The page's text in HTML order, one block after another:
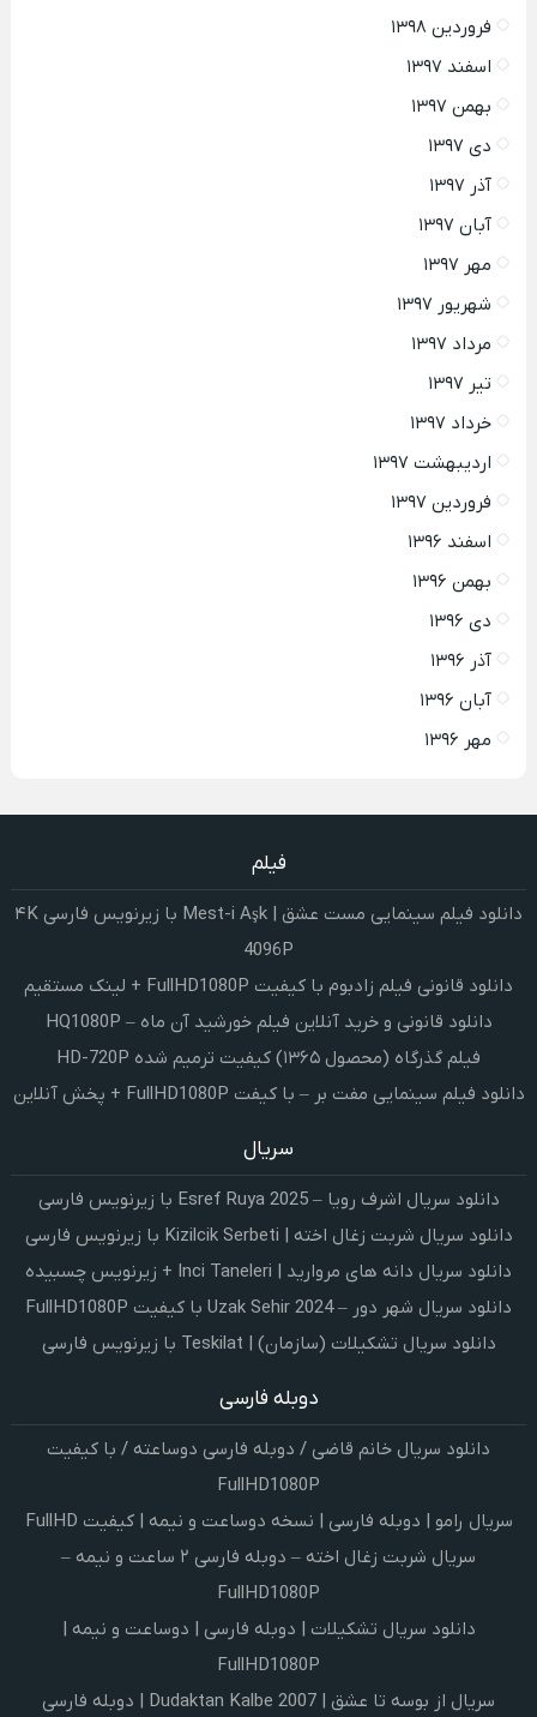
فروردین ۱۳۹۸
اسفند ۱۳۹۷
بهمن ۱۳۹۷
دی ۱۳۹۷
آذر ۱۳۹۷
آبان ۱۳۹۷
مهر ۱۳۹۷
شهریور ۱۳۹۷
مرداد ۱۳۹۷
تیر ۱۳۹۷
خرداد ۱۳۹۷
اردیبهشت ۱۳۹۷
فروردین ۱۳۹۷
اسفند ۱۳۹۶
بهمن ۱۳۹۶
دی ۱۳۹۶
آذر ۱۳۹۶
آبان ۱۳۹۶
مهر ۱۳۹۶
فیلم
دانلود فیلم سینمایی مست عشق | Mest-i Aşk با زیرنویس فارسی ۴K
4096P
دانلود قانونی فیلم زادبوم با کیفیت FullHD1080P + لینک مستقیم
دانلود قانونی و خرید آنلاین فیلم خورشید آن ماه – HQ1080P
فیلم گذرگاه (محصول ۱۳۶۵) کیفیت ترمیم شده HD-720P
دانلود فیلم سینمایی مفت بر – با کیفت FullHD1080P + پخش آنلاین
سریال
دانلود سریال اشرف رویا – Esref Ruya 2025 با زیرنویس فارسی
دانلود سریال شربت زغال اخته | Kizilcik Serbeti با زیرنویس فارسی
دانلود سریال دانه های مروارید | Inci Taneleri + زیرنویس چسبیده
دانلود سریال شهر دور – Uzak Sehir 2024 با کیفیت FullHD1080P
دانلود سریال تشکیلات (سازمان) | Teskilat با زیرنویس فارسی
دوبله فارسی
دانلود سریال خانم قاضی / دوبله فارسی دوساعته / با کیفیت
FullHD1080P
سریال رامو | دوبله فارسی | نسخه دوساعت و نیمه | کیفیت FullHD
سریال شربت زغال اخته – دوبله فارسی ۲ ساعت و نیمه –
FullHD1080P
دانلود سریال تشکیلات | دوبله فارسی | دوساعت و نیمه |
FullHD1080P
سریال از بوسه تا عشق | Dudaktan Kalbe 2007 | دوبله فارسی